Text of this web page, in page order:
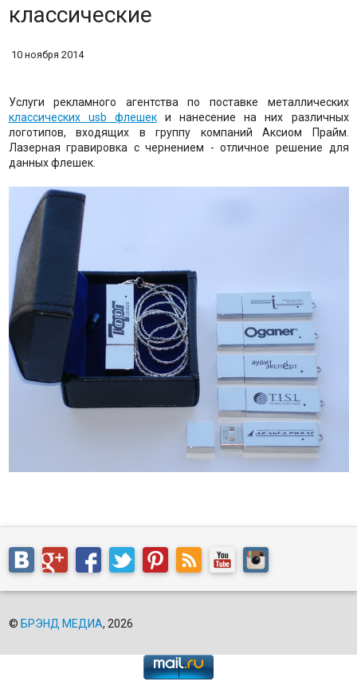
классические
10 ноября 2014
Услуги рекламного агентства по поставке металлических
классических usb флешеки нанесение на них различных
логотипов, входящих в группу компаний Аксиом Прайм.
Лазерная гравировка с чернением - отличное решение для
данных флешек.
© БРЭНД МЕДИА, 2026